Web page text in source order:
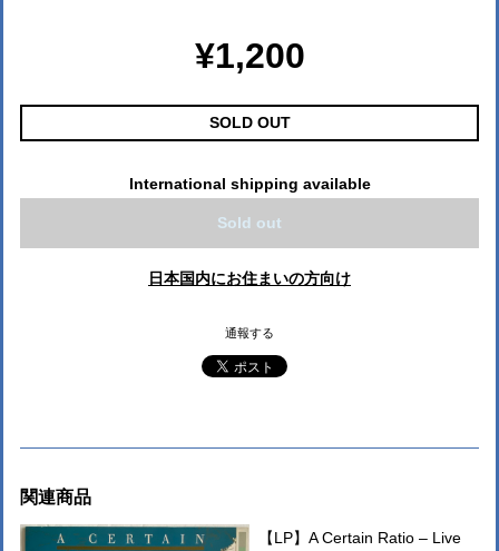
¥1,200
SOLD OUT
International shipping available
Sold out
日本国内にお住まいの方向け
通報する
関連商品
【LP】A Certain Ratio – Live